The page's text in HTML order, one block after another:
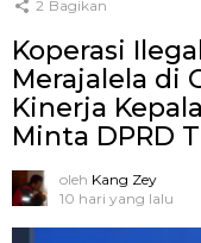
2 Bagikan
Koperasi
Merajalela di
Kinerja
Minta DPRD
oleh Kang Zey
10 hari yang lalu